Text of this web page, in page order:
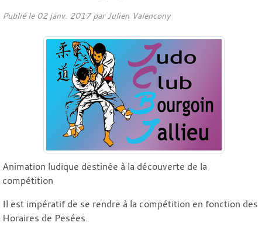
Publié le 02 janv. 2017par Julien Valencony
Animation ludique destinée à la découverte de la
compétition
Il est impératif de se rendre à la compétition en fonction des
Horaires de Pesées.